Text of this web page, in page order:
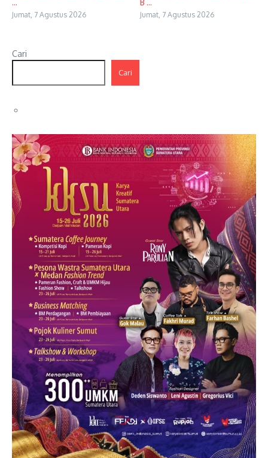
Jumat, 7 Agustus 2026 Jumat, 7 Agustus 2026
Cari
Cari